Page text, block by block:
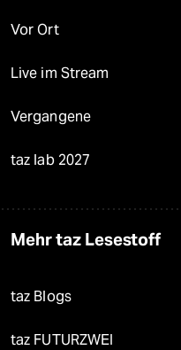
Vor Ort
Live im Stream
Vergangene
taz lab 2027
Mehr taz Lesestoff
taz Blogs
taz FUTURZWEI